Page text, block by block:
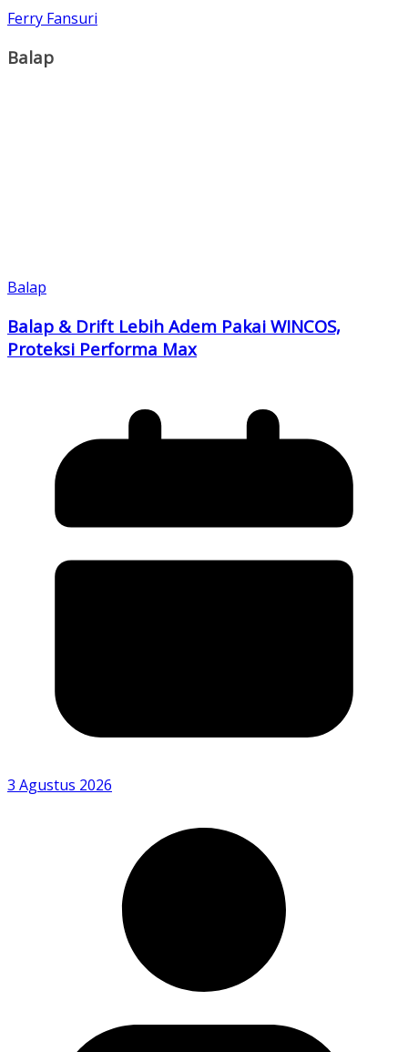
Ferry Fansuri
Balap
Balap
Balap & Drift Lebih Adem Pakai WINCOS,
Proteksi Performa Max
3 Agustus 2026